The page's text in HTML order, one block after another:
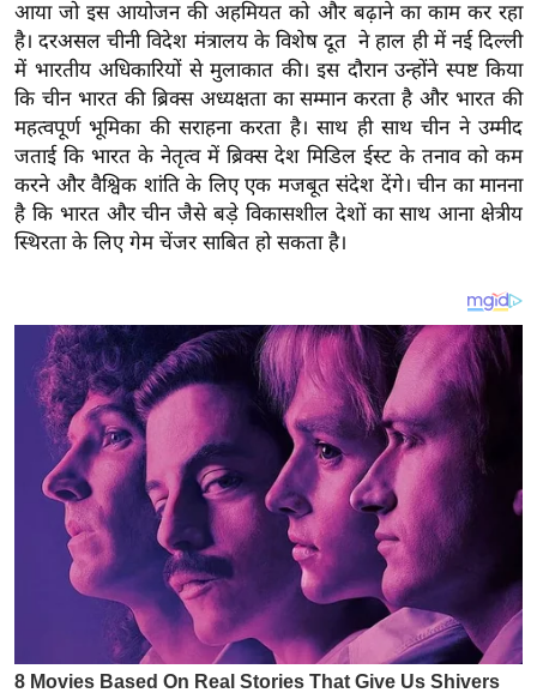
ष
ज्ञ
रा
य
ब
ज
ट
खे
ट
इ
आया जो इस आयोजन की अहमियत को और बढ़ाने का काम कर रहा
है। दरअसल चीनी विदेश मंत्रालय के विशेष दूत ने हाल ही में नई दिल्ली
में भारतीय अधिकारियों से मुलाकात की। इस दौरान उन्होंने स्पष्ट किया
कि चीन भारत की ब्रिक्स अध्यक्षता का सम्मान करता है और भारत की
महत्वपूर्ण भूमिका की सराहना करता है। साथ ही साथ चीन ने उम्मीद
जताई कि भारत के नेतृत्व में ब्रिक्स देश मिडिल ईस्ट के तनाव को कम
करने और वैश्विक शांति के लिए एक मजबूत संदेश देंगे। चीन का मानना
है कि भारत और चीन जैसे बड़े विकासशील देशों का साथ आना क्षेत्रीय
स्थिरता के लिए गेम चेंजर साबित हो सकता है।